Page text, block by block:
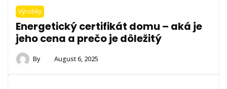
Výrobky
Energetický certifikát domu – aká je
jeho cena a prečo je dôležitý
By August 6, 2025